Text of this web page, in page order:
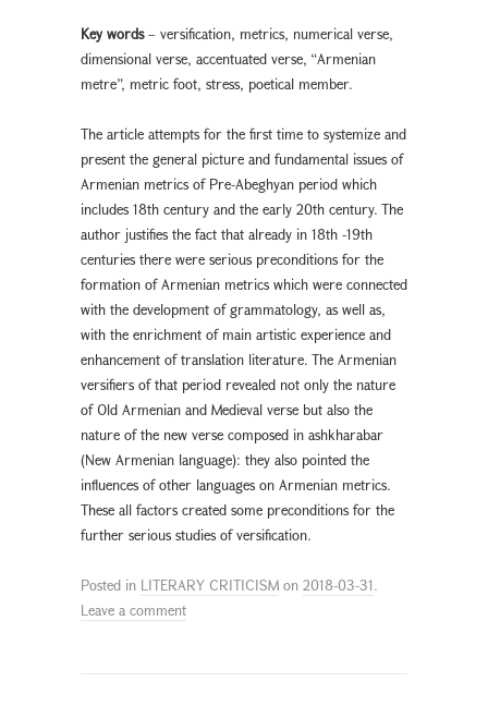
Key words– versification, metrics, numerical verse,
dimensional verse, accentuated verse, “Armenian
metre”, metric foot, stress, poetical member.
The article attempts for the first time to systemize and
present the general picture and fundamental issues of
Armenian metrics of Pre-Abeghyan period which
includes 18th century and the early 20th century. The
author justifies the fact that already in 18th -19th
centuries there were serious preconditions for the
formation of Armenian metrics which were connected
with the development of grammatology, as well as,
with the enrichment of main artistic experience and
enhancement of translation literature. The Armenian
versifiers of that period revealed not only the nature
of Old Armenian and Medieval verse but also the
nature of the new verse composed in ashkharabar
(New Armenian language): they also pointed the
influences of other languages on Armenian metrics.
These all factors created some preconditions for the
further serious studies of versification.
Posted in LITERARY CRITICISM on 2018-03-31.
Leave a comment